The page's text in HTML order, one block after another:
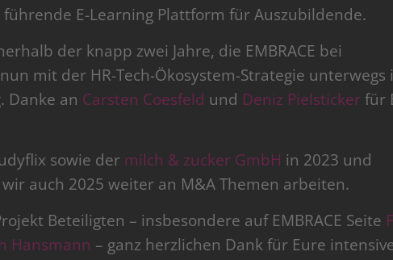
führende E-Learning Plattform für Auszubildende.
der knapp zwei Jahre, die EMBRACE bei
nun mit der HR-Tech-Ökosystem-Strategie unterwegs
Danke an Carsten Coesfeld und Deniz Pielstickerfür
sowie der milch & zucker GmbH in 2023 und
auch 2025 weiter an M&A Themen arbeiten.
Beteiligten – insbesondere auf EMBRACE Seite
Hansmann – ganz herzlichen Dank für Eure